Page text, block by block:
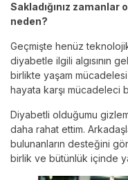
Sakladığınız
neden?
Geçmişte henüz
diyabetle ilgili algısının
birlikte yaşam
hayata karşı mücadeleci
Diyabetli olduğumu
daha rahat ettim.
bulunanların desteğini
birlik ve bütünlük içinde